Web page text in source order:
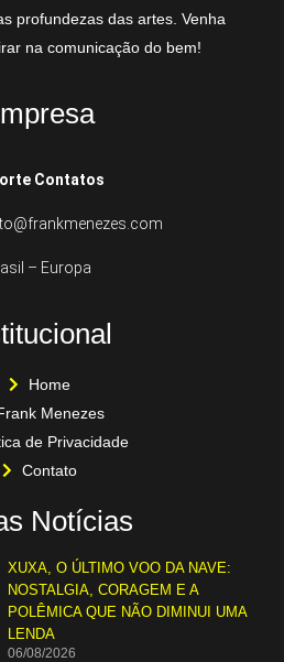
profundezas das artes. Venha
na comunicação do bem!
Contatos
– Europa
Home
Menezes
de Privacidade
Contato
Notícias
XUXA, O ÚLTIMO VOO DA NAVE:
NOSTALGIA, CORAGEM E A
POLÊMICA QUE NÃO DIMINUI UMA
LENDA
06/08/2026